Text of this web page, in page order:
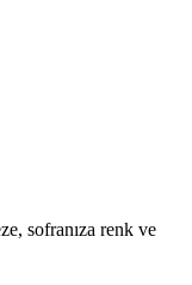
sofranıza renk ve